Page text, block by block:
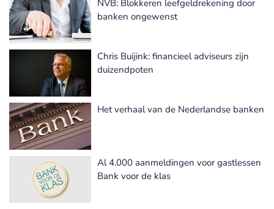
NVB: Blokkeren leefgeldrekening door
banken ongewenst
Chris Buijink: financieel adviseurs zijn
duizendpoten
Het verhaal van de Nederlandse banken
Al 4.000 aanmeldingen voor gastlessen
Bank voor de klas